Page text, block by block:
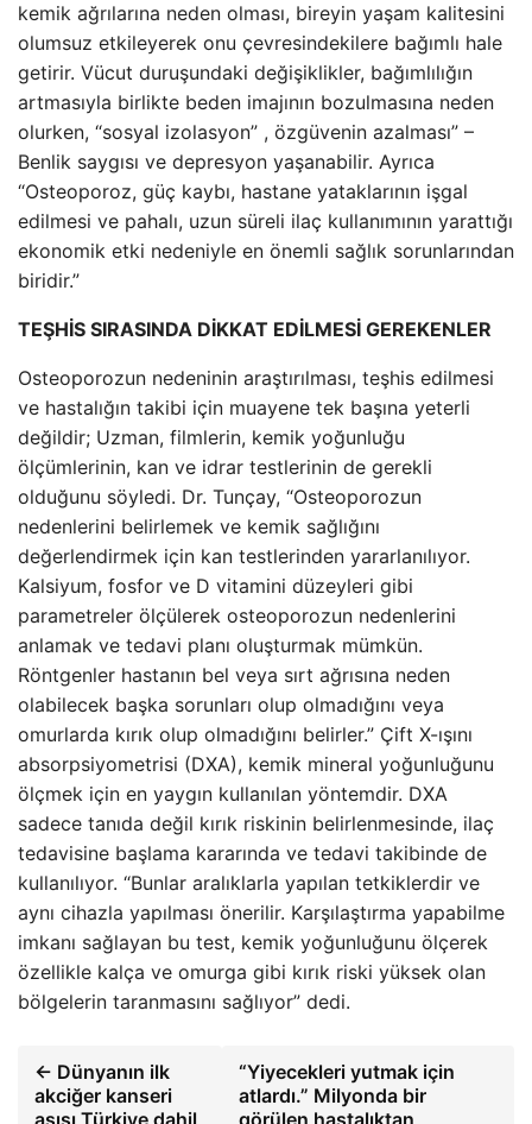
kemik ağrılarına neden olması, bireyin yaşam kalitesini
olumsuz etkileyerek onu çevresindekilere bağımlı hale
getirir. Vücut duruşundaki değişiklikler, bağımlılığın
artmasıyla birlikte beden imajının bozulmasına neden
olurken, “sosyal izolasyon” , özgüvenin azalması” –
Benlik saygısı ve depresyon yaşanabilir. Ayrıca
“Osteoporoz, güç kaybı, hastane yataklarının işgal
edilmesi ve pahalı, uzun süreli ilaç kullanımının yarattığı
ekonomik etki nedeniyle en önemli sağlık sorunlarından
biridir.”
TEŞHİS SIRASINDA DİKKAT EDİLMESİ GEREKENLER
Osteoporozun nedeninin araştırılması, teşhis edilmesi
ve hastalığın takibi için muayene tek başına yeterli
değildir; Uzman, filmlerin, kemik yoğunluğu
ölçümlerinin, kan ve idrar testlerinin de gerekli
olduğunu söyledi. Dr. Tunçay, “Osteoporozun
nedenlerini belirlemek ve kemik sağlığını
değerlendirmek için kan testlerinden yararlanılıyor.
Kalsiyum, fosfor ve D vitamini düzeyleri gibi
parametreler ölçülerek osteoporozun nedenlerini
anlamak ve tedavi planı oluşturmak mümkün.
Röntgenler hastanın bel veya sırt ağrısına neden
olabilecek başka sorunları olup olmadığını veya
omurlarda kırık olup olmadığını belirler.” Çift X-ışını
absorpsiyometrisi (DXA), kemik mineral yoğunluğunu
ölçmek için en yaygın kullanılan yöntemdir. DXA
sadece tanıda değil kırık riskinin belirlenmesinde, ilaç
tedavisine başlama kararında ve tedavi takibinde de
kullanılıyor. “Bunlar aralıklarla yapılan tetkiklerdir ve
aynı cihazla yapılması önerilir. Karşılaştırma yapabilme
imkanı sağlayan bu test, kemik yoğunluğunu ölçerek
özellikle kalça ve omurga gibi kırık riski yüksek olan
bölgelerin taranmasını sağlıyor” dedi.
← Dünyanın ilk
akciğer kanseri
aşısı Türkiye dahil
“Yiyecekleri yutmak için
atlardı.” Milyonda bir
görülen hastalıktan